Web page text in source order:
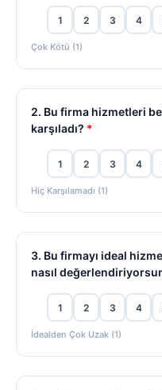
1 2 3 4
Çok Kötü (1)
2. Bu firma hizmetleri
karşıladı? *
1 2 3 4
Hiç Karşılamadı (1)
3. Bu firmayı ideal
nasıl
1 2 3 4
İdealden Çok Uzak (1)